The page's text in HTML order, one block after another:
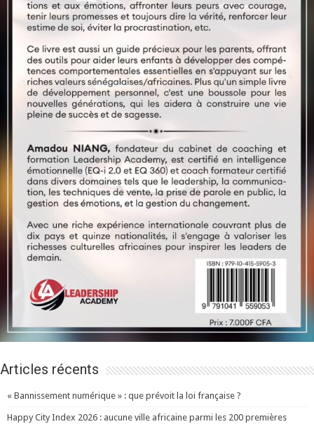
Articles récents
« Bannissement numérique » : que prévoit la loi française ?
Happy City Index 2026 : aucune ville africaine parmi les 200 premières